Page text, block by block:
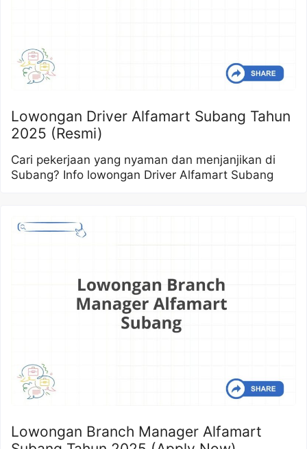
Lowongan Driver Alfamart Subang Tahun
2025 (Resmi)
Cari pekerjaan yang nyaman dan menjanjikan di
Subang? Info lowongan Driver Alfamart Subang
Lowongan Branch Manager Alfamart